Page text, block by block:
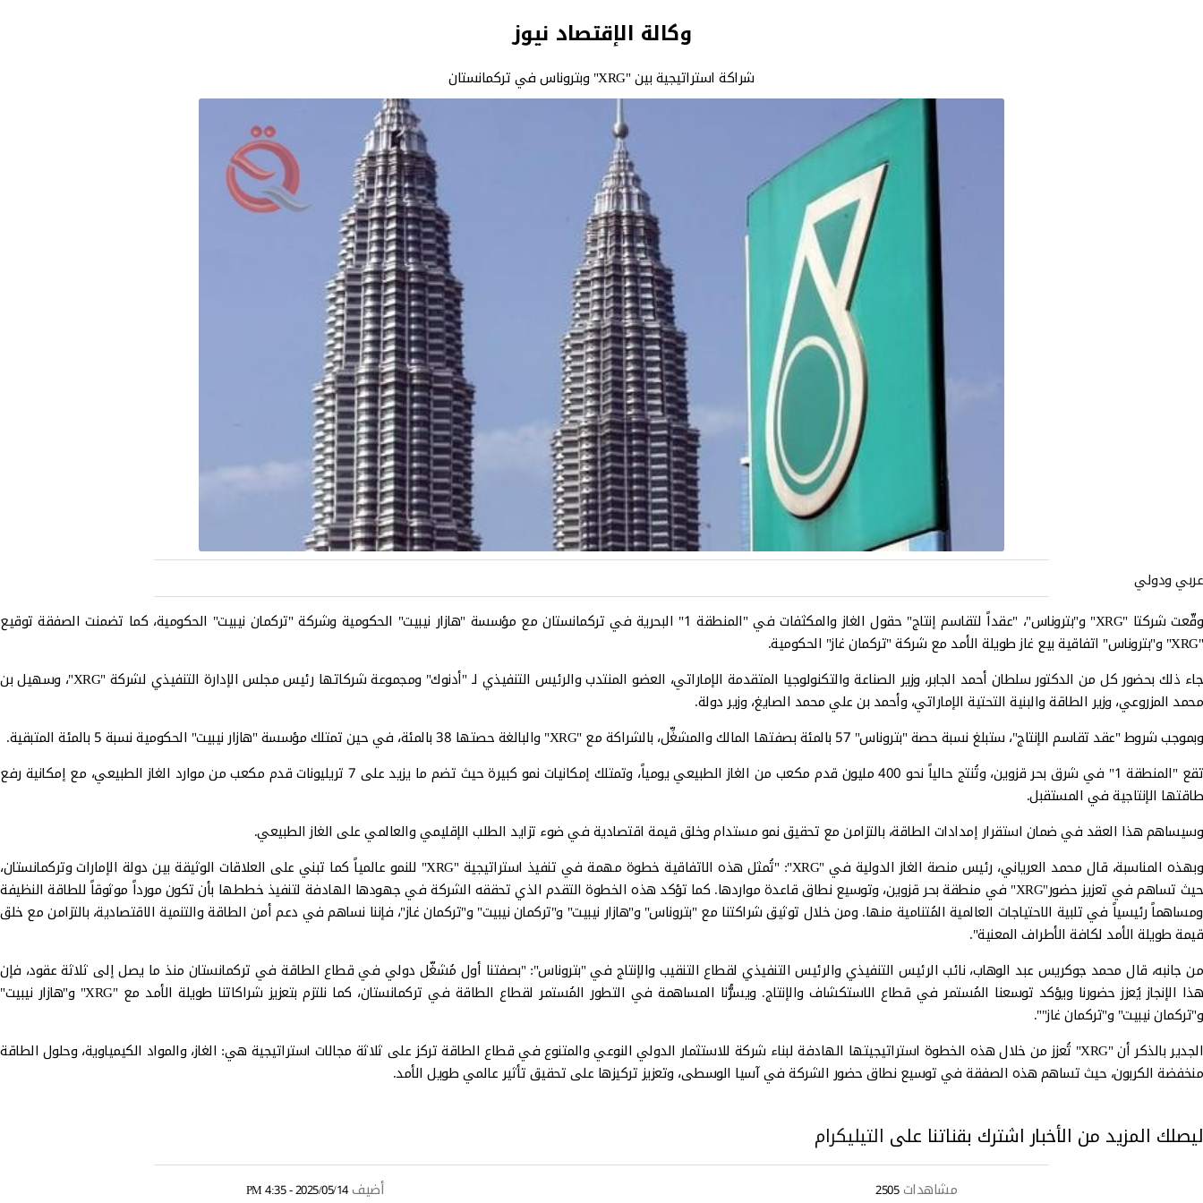
وكالة الإقتصاد نيوز
شراكة استراتيجية بين "XRG" وبتروناس في تركمانستان
عربي ودولي
وقّعت شركتا "XRG" و"بتروناس"، "عقداً لتقاسم إنتاج" حقول الغاز والمكثفات في "المنطقة 1" البحرية في تركمانستان مع مؤسسة "هازار نيبيت" الحكومية وشركة "تركمان نيبيت" الحكومية، كما تضمنت الصفقة توقيع
"XRG" و"بتروناس" اتفاقية بيع غاز طويلة الأمد مع شركة "تركمان غاز" الحكومية.
جاء ذلك بحضور كل من الدكتور سلطان أحمد الجابر، وزير الصناعة والتكنولوجيا المتقدمة الإماراتي، العضو المنتدب والرئيس التنفيذي لـ "أدنوك" ومجموعة شركاتها رئيس مجلس الإدارة التنفيذي لشركة "XRG"، وسهيل بن
محمد المزروعي، وزير الطاقة والبنية التحتية الإماراتي، وأحمد بن علي محمد الصايغ، وزير دولة.
وبموجب شروط "عقد تقاسم الإنتاج"، ستبلغ نسبة حصة "بتروناس" 57 بالمئة بصفتها المالك والمشغِّل، بالشراكة مع "XRG" والبالغة حصتها 38 بالمئة، في حين تمتلك مؤسسة "هازار نيبيت" الحكومية نسبة 5 بالمئة المتبقية.
تقع "المنطقة 1" في شرق بحر قزوين، وتُنتج حالياً نحو 400 مليون قدم مكعب من الغاز الطبيعي يومياً، وتمتلك إمكانيات نمو كبيرة حيث تضم ما يزيد على 7 تريليونات قدم مكعب من موارد الغاز الطبيعي، مع إمكانية رفع
طاقتها الإنتاجية في المستقبل.
وسيساهم هذا العقد في ضمان استقرار إمدادات الطاقة، بالتزامن مع تحقيق نمو مستدام وخلق قيمة اقتصادية في ضوء تزايد الطلب الإقليمي والعالمي على الغاز الطبيعي.
وبهذه المناسبة، قال محمد العرياني، رئيس منصة الغاز الدولية في "XRG": "تُمثل هذه الاتفاقية خطوة مهمة في تنفيذ استراتيجية "XRG" للنمو عالمياً كما تبني على العلاقات الوثيقة بين دولة الإمارات وتركمانستان،
حيث تساهم في تعزيز حضور"XRG" في منطقة بحر قزوين، وتوسيع نطاق قاعدة مواردها. كما تؤكد هذه الخطوة التقدم الذي تحققه الشركة في جهودها الهادفة لتنفيذ خططها بأن تكون مورداً موثوقاً للطاقة النظيفة
ومساهماً رئيسياً في تلبية الاحتياجات العالمية المُتنامية منها. ومن خلال توثيق شراكتنا مع "بتروناس" و"هازار نيبيت" و"تركمان نيبيت" و"تركمان غاز"، فإننا نساهم في دعم أمن الطاقة والتنمية الاقتصادية، بالتزامن مع خلق
قيمة طويلة الأمد لكافة الأطراف المعنية".
من جانبه، قال محمد جوكريس عبد الوهاب، نائب الرئيس التنفيذي والرئيس التنفيذي لقطاع التنقيب والإنتاج في "بتروناس": "بصفتنا أول مُشغّل دولي في قطاع الطاقة في تركمانستان منذ ما يصل إلى ثلاثة عقود، فإن
هذا الإنجاز يُعزز حضورنا ويؤكد توسعنا المُستمر في قطاع الاستكشاف والإنتاج. ويسرُّنا المساهمة في التطور المُستمر لقطاع الطاقة في تركمانستان، كما نلتزم بتعزيز شراكاتنا طويلة الأمد مع "XRG" و"هازار نيبيت"
و"تركمان نيبيت" و"تركمان غاز"".
الجدير بالذكر أن "XRG" تُعزز من خلال هذه الخطوة استراتيجيتها الهادفة لبناء شركة للاستثمار الدولي النوعي والمتنوع في قطاع الطاقة تركز على ثلاثة مجالات استراتيجية هي: الغاز، والمواد الكيمياوية، وحلول الطاقة
منخفضة الكربون، حيث تساهم هذه الصفقة في توسيع نطاق حضور الشركة في آسيا الوسطى، وتعزيز تركيزها على تحقيق تأثير عالمي طويل الأمد.
ليصلك المزيد من الأخبار اشترك بقناتنا على التيليكرام
مشاهدات2505 أضيف2025/05/14 - 4:35 PM